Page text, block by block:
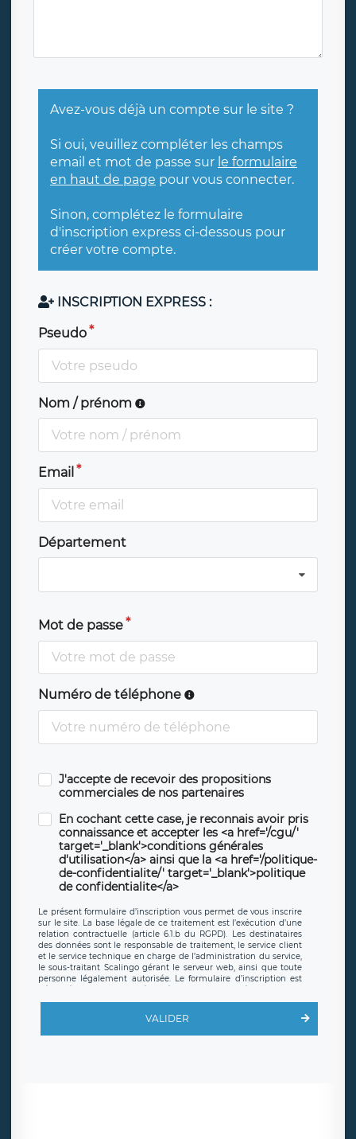
Avez-vous déjà un compte sur le site ?
Si oui, veuillez compléter les champs
email et mot de passe sur le formulaire
en haut de page pour vous connecter.
Sinon, complétez le formulaire
d'inscription express ci-dessous pour
créer votre compte.
INSCRIPTION EXPRESS :
Pseudo
Nom / prénom
Email
Département
Mot de passe
Numéro de téléphone
J'accepte de recevoir des propositions
commerciales de nos partenaires
En cochant cette case, je reconnais avoir pris
connaissance et accepter les <a href='/cgu/'
target='_blank'>conditions générales
d'utilisation</a> ainsi que la <a href='/politique-
de-confidentialite/' target='_blank'>politique
de confidentialite</a>
Le présent formulaire d’inscription vous permet de vous inscrire
sur le site. La base légale de ce traitement est l’exécution d’une
relation contractuelle (article 6.1.b du RGPD). Les destinataires
des données sont le responsable de traitement, le service client
et le service technique en charge de l’administration du service,
le sous-traitant Scalingo gérant le serveur web, ainsi que toute
personne légalement autorisée. Le formulaire d’inscription est
hébergé sur un serveur hébergé par Scalingo, basé en France et
offrant desclauses de protection conformes au RGPD. Les
en sollicite la suppression, étant entendu que vous pouvez
demander la suppression de vos données et retirer votre
VALIDER